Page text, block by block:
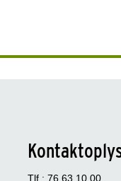
Tlf.: 76 63 10 00